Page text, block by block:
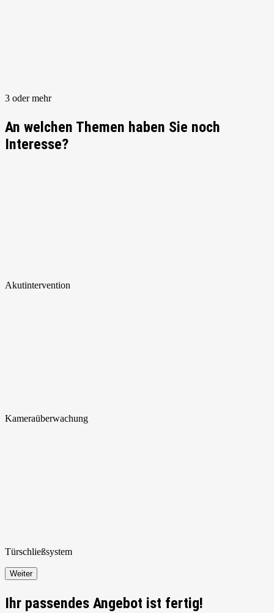
3 oder mehr
An welchen Themen haben Sie noch
Interesse?
Akutintervention
Kameraüberwachung
Türschließsystem
Weiter
Ihr passendes Angebot ist fertig!